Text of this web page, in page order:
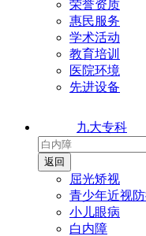
荣誉资质
惠民服务
学术活动
教育培训
医院环境
先进设备
九大专科
屈光矫视
青少年近视
小儿眼病
白内障